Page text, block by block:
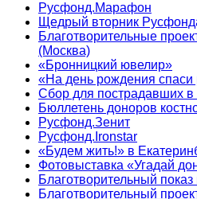
Русфонд.Марафон
Щедрый вторник
Благотворительные
(Москва)
«Бронницкий ювелир»
«На день рождения спаси
Сбор для пострадавших в
Бюллетень доноров
Русфонд.Зенит
Русфонд.Ironstar
«Будем жить!» в
Фотовыставка «Угадай
Благотворительный
Благотворительный